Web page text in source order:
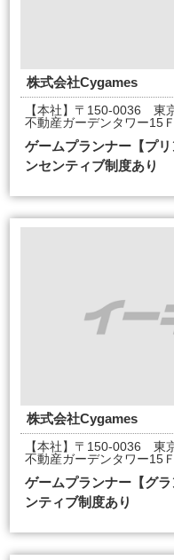
株式会社Cygames
【本社】〒150-0036 東
不動産ガーデンタワー15
ゲームプランナー【プ
ンセンティブ制度あり
株式会社Cygames
【本社】〒150-0036 東
不動産ガーデンタワー15
ゲームプランナー【グ
ンティブ制度あり